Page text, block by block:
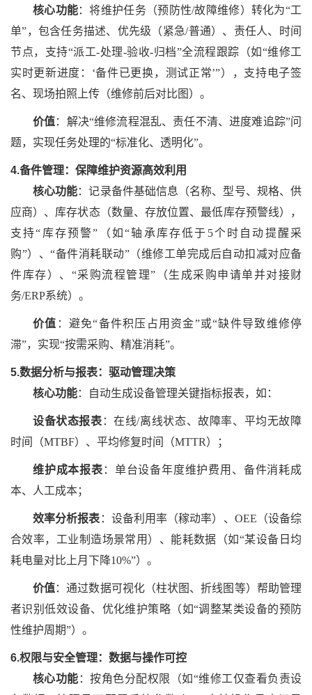
核心功能：将维护任务（预防性/故障维修）转化为“工
单”，包含任务描述、优先级（紧急/普通）、责任人、时间
节点，支持“派工-处理-验收-归档”全流程跟踪（如“维修工
实时更新进度：‘备件已更换，测试正常’”），支持电子签
名、现场拍照上传（维修前后对比图）。
价值：解决“维修流程混乱、责任不清、进度难追踪”问
题，实现任务处理的“标准化、透明化”。
4.备件管理：保障维护资源高效利用
核心功能：记录备件基础信息（名称、型号、规格、供
应商）、库存状态（数量、存放位置、最低库存预警线），
支持“库存预警”（如“轴承库存低于5个时自动提醒采
购”）、“备件消耗联动”（维修工单完成后自动扣减对应备
件库存）、“采购流程管理”（生成采购申请单并对接财
务/ERP系统）。
价值 ：避免“备件积压占用资金”或“缺件导致维修停
滞”，实现“按需采购、精准消耗”。
5.数据分析与报表：驱动管理决策
核心功能：自动生成设备管理关键指标报表，如：
设备状态报表 ：在线/离线状态、故障率、平均无故障
时间（MTBF）、平均修复时间（MTTR）；
维护成本报表 ：单台设备年度维护费用、备件消耗成
本、人工成本；
效率分析报表 ：设备利用率（稼动率）、 OEE（设备综
合效率，工业制造场景常用）、能耗数据（如“某设备日均
耗电量对比上月下降10%”）。
价值：通过数据可视化（柱状图、折线图等）帮助管理
者识别低效设备、优化维护策略（如“调整某类设备的预防
性维护周期”）。
6.权限与安全管理：数据与操作可控
核心功能 ：按角色分配权限（如“维修工仅查看负责设